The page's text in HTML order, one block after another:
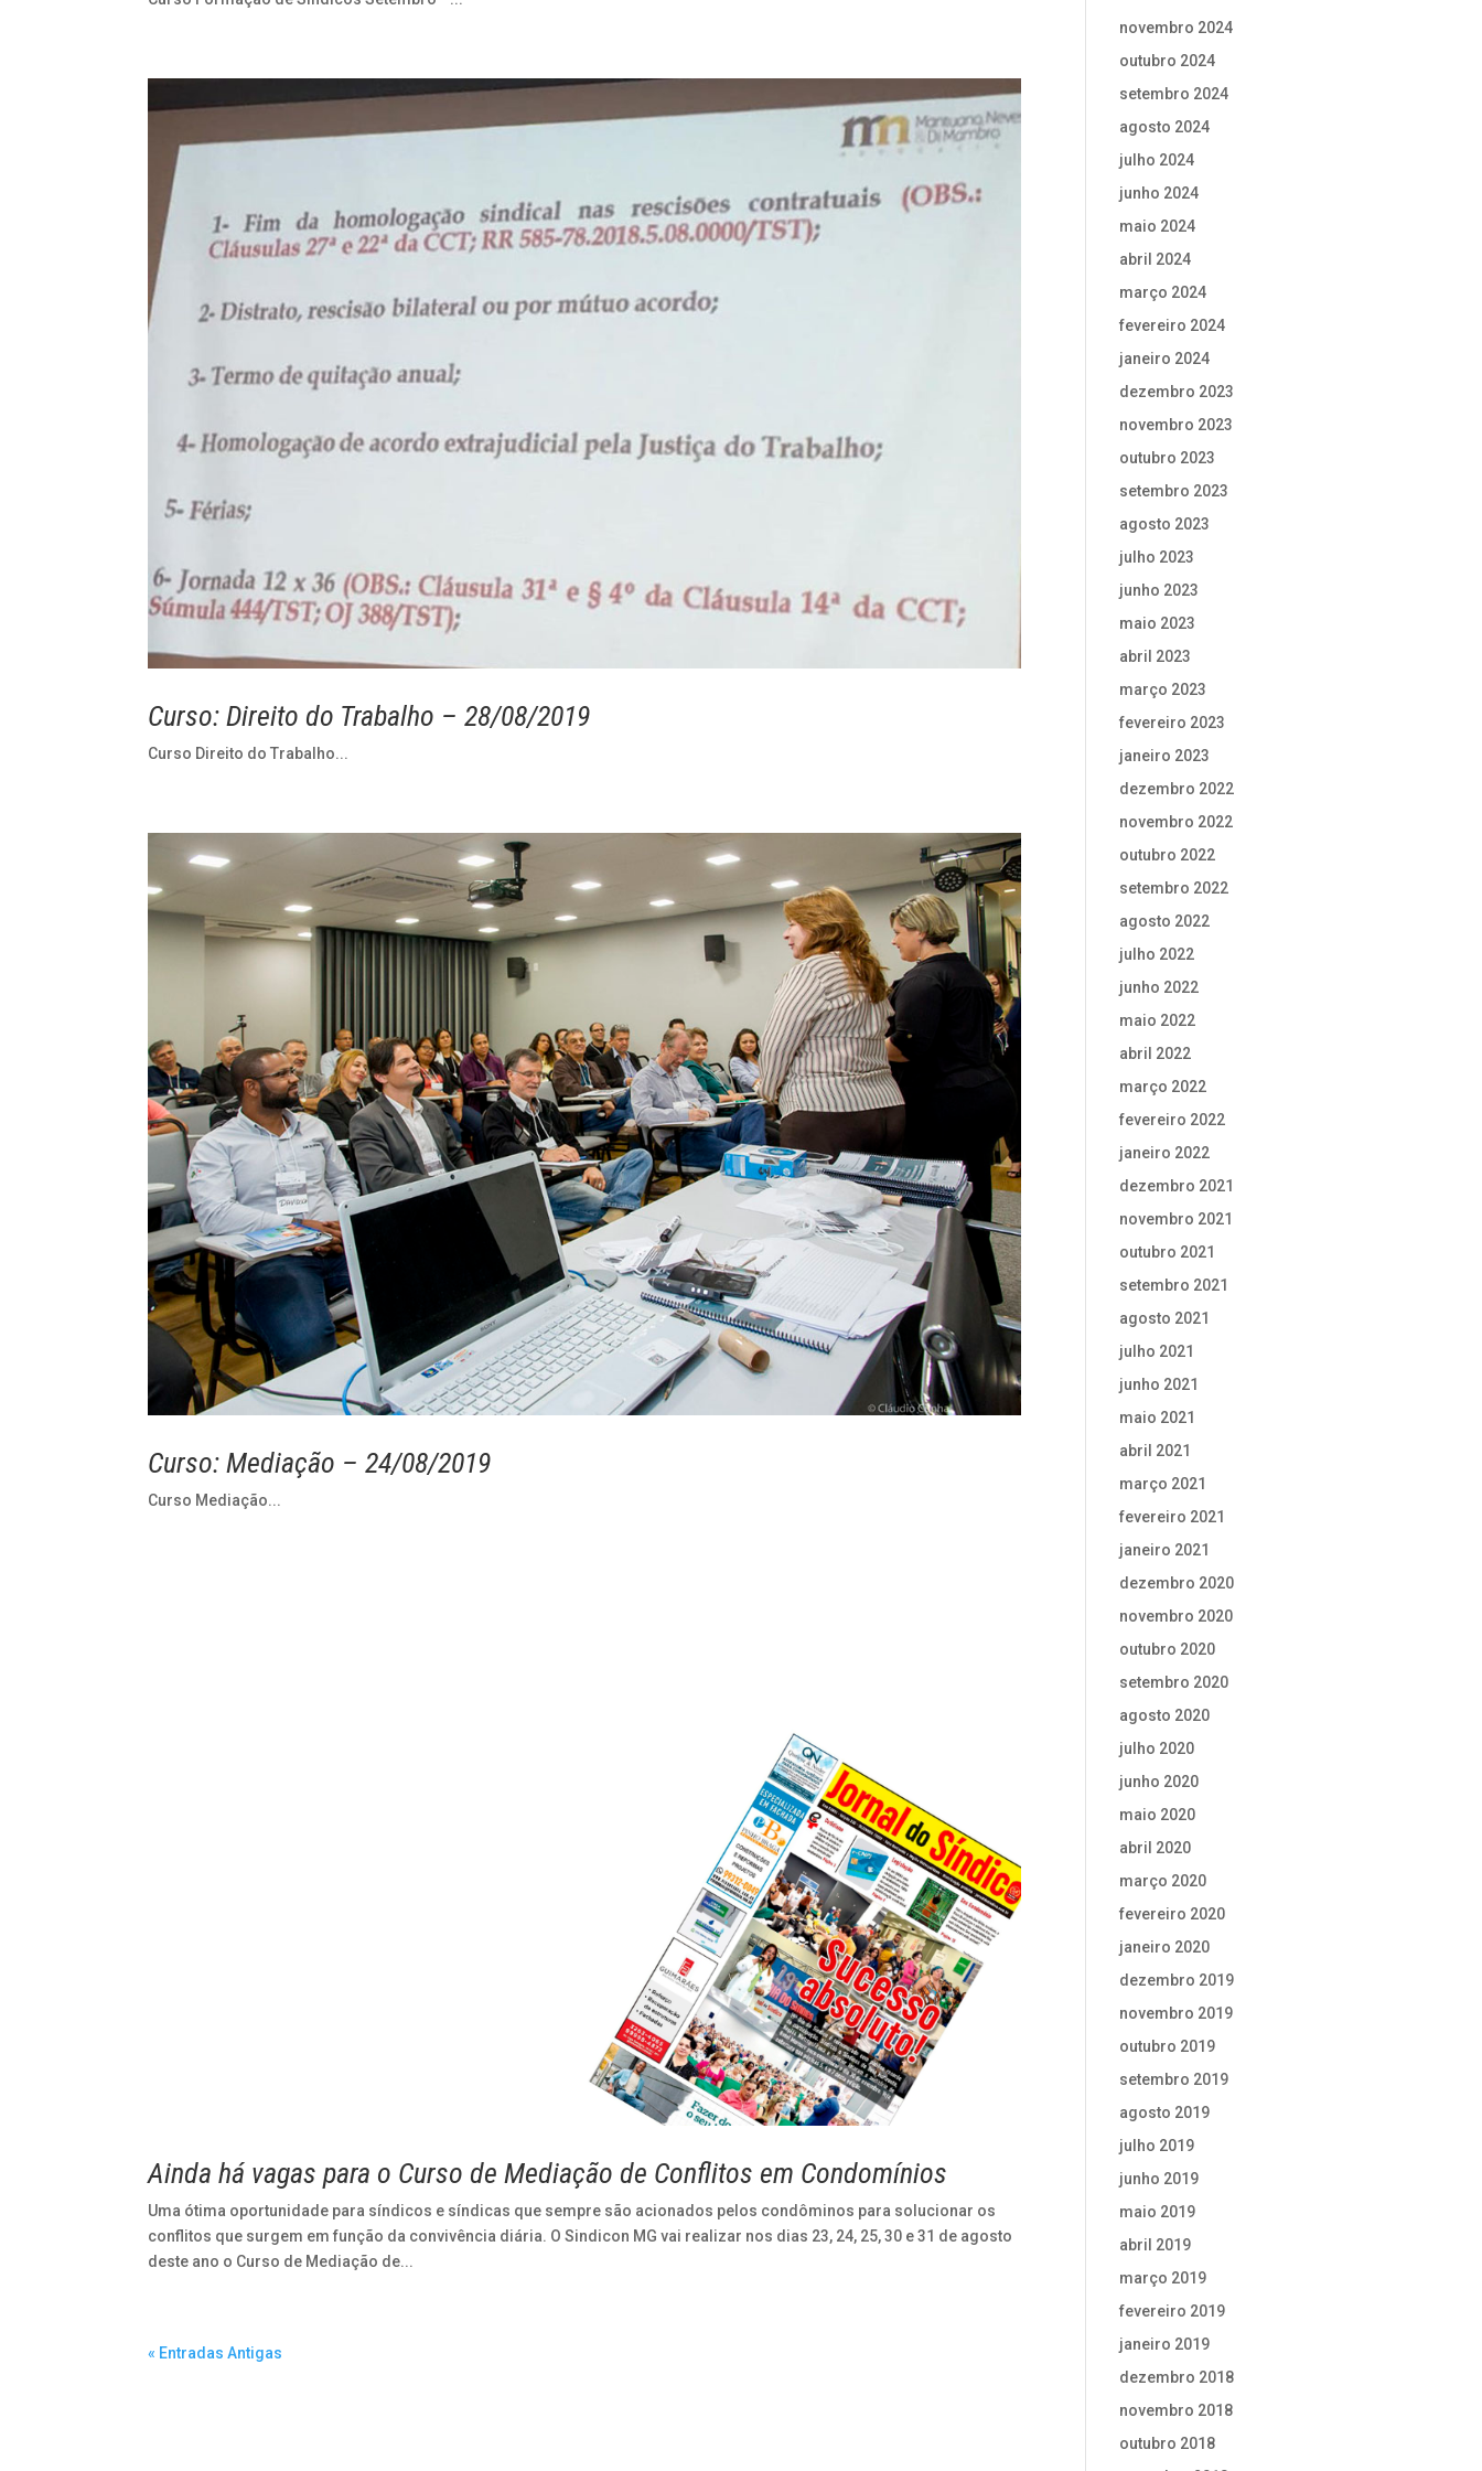
Curso: Direito do Trabalho – 28/08/2019
Curso Direito do Trabalho...
Curso: Mediação – 24/08/2019
Curso Mediação...
Ainda há vagas para o Curso de Mediação de Conflitos em Condomínios
Uma ótima oportunidade para síndicos e síndicas que sempre são acionados pelos condôminos para solucionar os
conflitos que surgem em função da convivência diária. O Sindicon MG vai realizar nos dias 23, 24, 25, 30 e 31 de agosto
deste ano o Curso de Mediação de...
« Entradas Antigas
novembro 2024
outubro 2024
setembro 2024
agosto 2024
julho 2024
junho 2024
maio 2024
abril 2024
março 2024
fevereiro 2024
janeiro 2024
dezembro 2023
novembro 2023
outubro 2023
setembro 2023
agosto 2023
julho 2023
junho 2023
maio 2023
abril 2023
março 2023
fevereiro 2023
janeiro 2023
dezembro 2022
novembro 2022
outubro 2022
setembro 2022
agosto 2022
julho 2022
junho 2022
maio 2022
abril 2022
março 2022
fevereiro 2022
janeiro 2022
dezembro 2021
novembro 2021
outubro 2021
setembro 2021
agosto 2021
julho 2021
junho 2021
maio 2021
abril 2021
março 2021
fevereiro 2021
janeiro 2021
dezembro 2020
novembro 2020
outubro 2020
setembro 2020
agosto 2020
julho 2020
junho 2020
maio 2020
abril 2020
março 2020
fevereiro 2020
janeiro 2020
dezembro 2019
novembro 2019
outubro 2019
setembro 2019
agosto 2019
julho 2019
junho 2019
maio 2019
abril 2019
março 2019
fevereiro 2019
janeiro 2019
dezembro 2018
novembro 2018
outubro 2018